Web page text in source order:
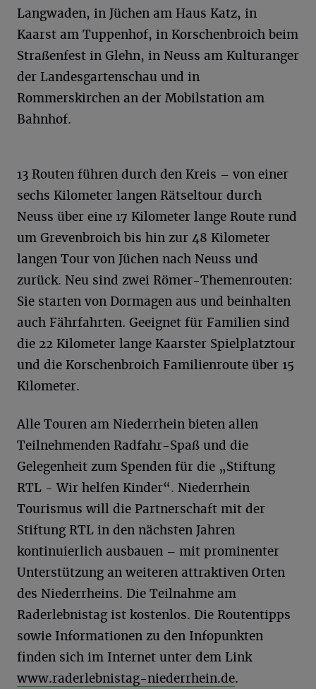
Langwaden, in Jüchen am Haus Katz, in
Kaarst am Tuppenhof, in Korschenbroich beim
Straßenfest in Glehn, in Neuss am Kulturanger
der Landesgartenschau und in
Rommerskirchen an der Mobilstation am
Bahnhof.
13 Routen führen durch den Kreis – von einer
sechs Kilometer langen Rätseltour durch
Neuss über eine 17 Kilometer lange Route rund
um Grevenbroich bis hin zur 48 Kilometer
langen Tour von Jüchen nach Neuss und
zurück. Neu sind zwei Römer-Themenrouten:
Sie starten von Dormagen aus und beinhalten
auch Fährfahrten. Geeignet für Familien sind
die 22 Kilometer lange Kaarster Spielplatztour
und die Korschenbroich Familienroute über 15
Kilometer.
Alle Touren am Niederrhein bieten allen
Teilnehmenden Radfahr-Spaß und die
Gelegenheit zum Spenden für die „Stiftung
RTL - Wir helfen Kinder“. Niederrhein
Tourismus will die Partnerschaft mit der
Stiftung RTL in den nächsten Jahren
kontinuierlich ausbauen – mit prominenter
Unterstützung an weiteren attraktiven Orten
des Niederrheins. Die Teilnahme am
Raderlebnistag ist kostenlos. Die Routentipps
sowie Informationen zu den Infopunkten
finden sich im Internet unter dem Link
www.raderlebnistag-niederrhein.de.